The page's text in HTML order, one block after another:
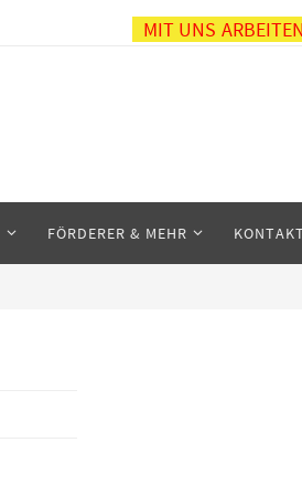
MIT UNS ARBEITEN
FÖRDERER & MEHR KONTAKT